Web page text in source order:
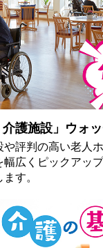
介護施設」ウォ
や評判の高い老人
幅広くピックアッ
す。